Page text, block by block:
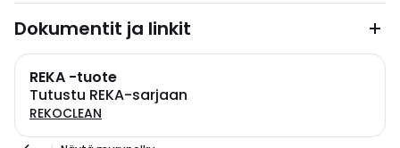
Dokumentit ja linkit
REKA -tuote
Tutustu REKA-sarjaan
REKOCLEAN